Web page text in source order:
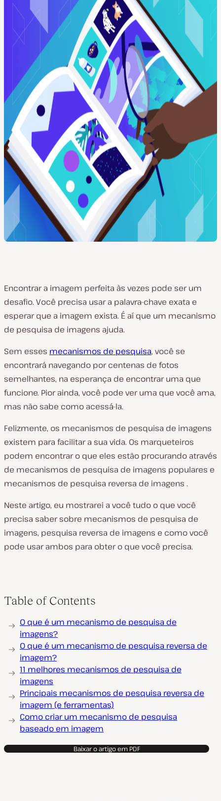
Encontrar a imagem perfeita às vezes pode ser um
desafio. Você precisa usar a palavra-chave exata e
esperar que a imagem exista. É aí que um mecanismo
de pesquisa de imagens ajuda.
Sem esses mecanismos de pesquisa, você se
encontrará navegando por centenas de fotos
semelhantes, na esperança de encontrar uma que
funcione. Pior ainda, você pode ver uma que você ama,
mas não sabe como acessá-la.
Felizmente, os mecanismos de pesquisa de imagens
existem para facilitar a sua vida. Os marqueteiros
podem encontrar o que eles estão procurando através
de mecanismos de pesquisa de imagens populares e
mecanismos de pesquisa reversa de imagens .
Neste artigo, eu mostrarei a você tudo o que você
precisa saber sobre mecanismos de pesquisa de
imagens, pesquisa reversa de imagens e como você
pode usar ambos para obter o que você precisa.
Table of Contents
O que é um mecanismo de pesquisa de
imagens?
O que é um mecanismo de pesquisa reversa de
imagem?
11 melhores mecanismos de pesquisa de
imagens
Principais mecanismos de pesquisa reversa de
imagem (e ferramentas)
Como criar um mecanismo de pesquisa
baseado em imagem
Baixar o artigo em PDF